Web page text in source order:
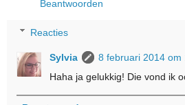
Beantwoorden
Reacties
Sylvia
8 februari 2014 om
Haha ja gelukkig! Die vond ik